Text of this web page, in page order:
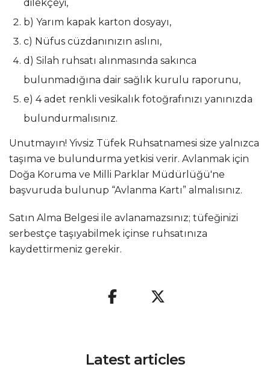
dilekçeyi,
b) Yarım kapak karton dosyayı,
c) Nüfus cüzdanınızın aslını,
d) Silah ruhsatı alınmasında sakınca
bulunmadığına dair sağlık kurulu raporunu,
e) 4 adet renkli vesikalık fotoğrafınızı yanınızda
bulundurmalısınız.
Unutmayın! Yivsiz Tüfek Ruhsatnamesi size yalnızca
taşıma ve bulundurma yetkisi verir. Avlanmak için
Doğa Koruma ve Milli Parklar Müdürlüğü'ne
başvuruda bulunup “Avlanma Kartı” almalısınız.
Satın Alma Belgesi ile avlanamazsınız; tüfeğinizi
serbestçe taşıyabilmek içinse ruhsatınıza
kaydettirmeniz gerekir.
Latest articles